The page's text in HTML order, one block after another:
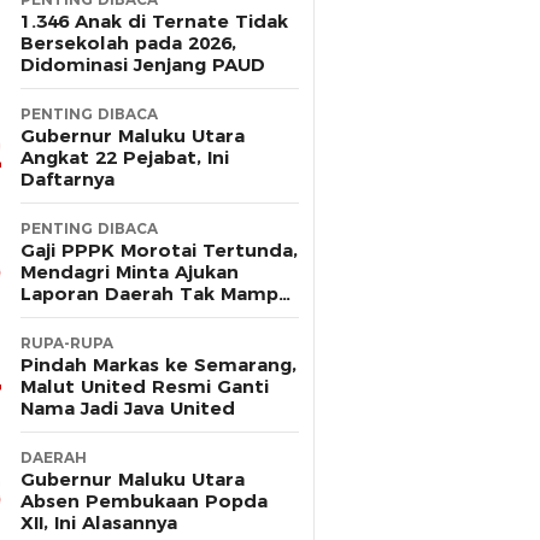
1.346 Anak di Ternate Tidak
Bersekolah pada 2026,
Didominasi Jenjang PAUD
PENTING DIBACA
Gubernur Maluku Utara
Angkat 22 Pejabat, Ini
Daftarnya
PENTING DIBACA
Gaji PPPK Morotai Tertunda,
Mendagri Minta Ajukan
Laporan Daerah Tak Mampu
Bayar Pegawai
RUPA-RUPA
Pindah Markas ke Semarang,
Malut United Resmi Ganti
Nama Jadi Java United
DAERAH
Gubernur Maluku Utara
Absen Pembukaan Popda
XII, Ini Alasannya